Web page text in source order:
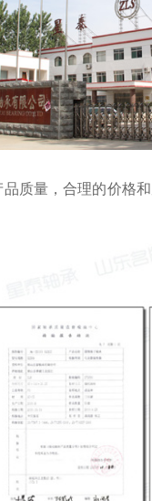
质量，合理的价格